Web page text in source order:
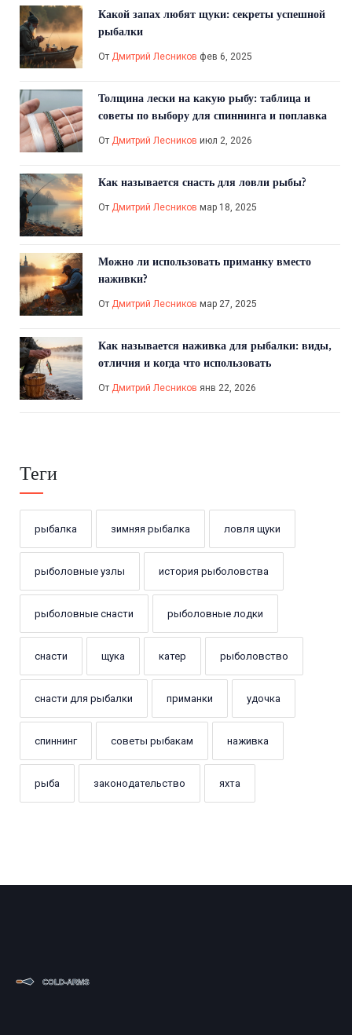
Какой запах любят щуки: секреты успешной
рыбалки
От Дмитрий Лесников фев 6, 2025
Толщина лески на какую рыбу: таблица и
советы по выбору для спиннинга и поплавка
От Дмитрий Лесников июл 2, 2026
Как называется снасть для ловли рыбы?
От Дмитрий Лесников мар 18, 2025
Можно ли использовать приманку вместо
наживки?
От Дмитрий Лесников мар 27, 2025
Как называется наживка для рыбалки: виды,
отличия и когда что использовать
От Дмитрий Лесников янв 22, 2026
Теги
рыбалка зимняя рыбалка ловля щуки
рыболовные узлы история рыболовства
рыболовные снасти рыболовные лодки
снасти щука катер рыболовство
снасти для рыбалки приманки удочка
спиннинг советы рыбакам наживка
рыба законодательство яхта